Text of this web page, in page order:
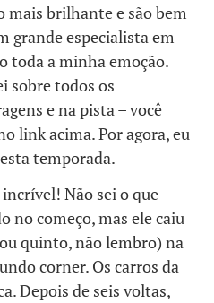
mais brilhante e são bem
grande especialista em
toda a minha emoção.
sobre todos os
e na pista – você
link acima. Por agora, eu
temporada.
Não sei o que
no começo, mas ele caiu
quinto, não lembro) na
corner. Os carros da
Depois de seis voltas,